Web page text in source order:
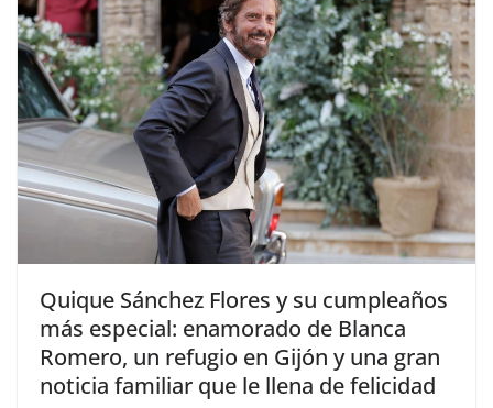
​Quique Sánchez Flores y su cumpleaños
más especial: enamorado de Blanca
Romero, un refugio en Gijón y una gran
noticia familiar que le llena de felicidad